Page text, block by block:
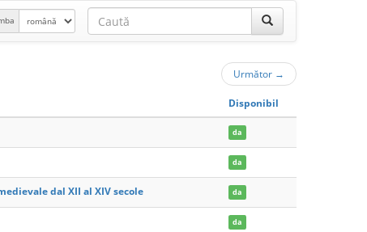
Următor →
Disponibil
da
da
dal XII al XIV secole da
da